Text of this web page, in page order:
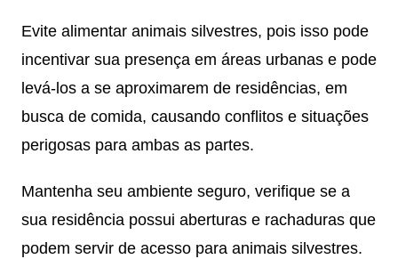
Evite alimentar animais silvestres, pois isso pode
incentivar sua presença em áreas urbanas e pode
levá-los a se aproximarem de residências, em
busca de comida, causando conflitos e situações
perigosas para ambas as partes.
Mantenha seu ambiente seguro, verifique se a
sua residência possui aberturas e rachaduras que
podem servir de acesso para animais silvestres.